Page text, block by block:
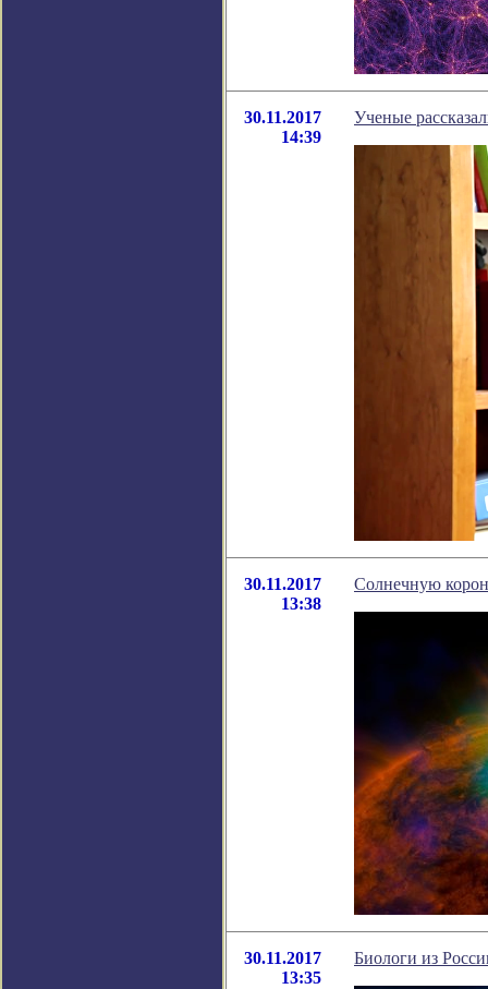
30.11.2017
14:39
Ученые
30.11.2017
13:38
Солнечную
30.11.2017
13:35
Биологи из